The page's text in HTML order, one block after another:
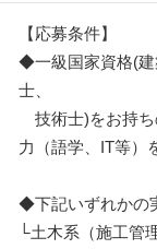
【応募条件】
◆一級国家資格(建
士、
技術士)をお持ち
力（語学、IT等）
◆下記いずれかの
└土木系（施工管